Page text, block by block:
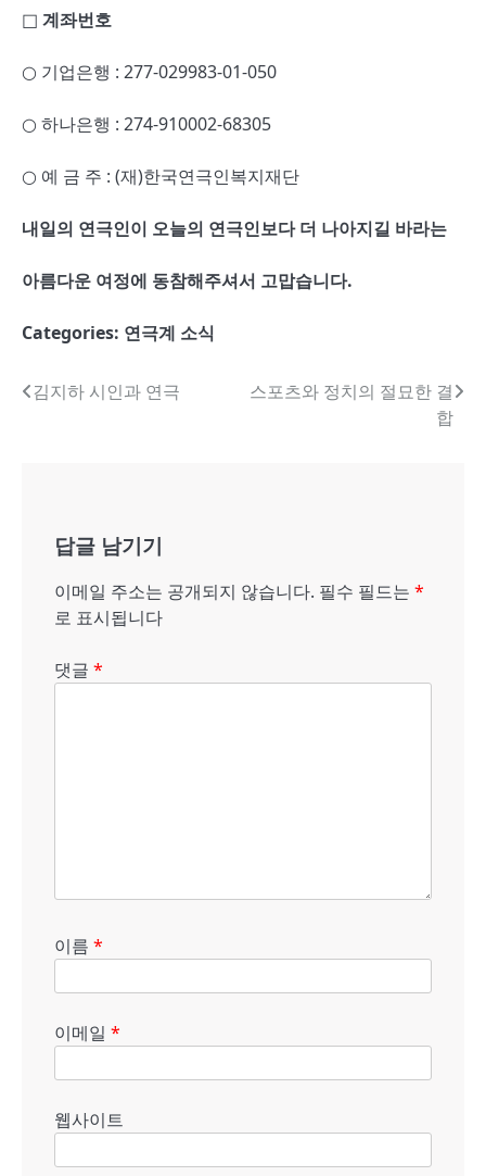
□ 계좌번호
○ 기업은행 : 277-029983-01-050
○ 하나은행 : 274-910002-68305
○ 예 금 주 : (재)한국연극인복지재단
내일의 연극인이 오늘의 연극인보다 더 나아지길 바라는
아름다운 여정에 동참해주셔서 고맙습니다.
Categories: 연극계 소식
글김지하 시인과 연극
스포츠와 정치의 절묘한 결
합
답글 남기기
이메일 주소는 공개되지 않습니다. 필수 필드는 *
로 표시됩니다
댓글 *
이름 *
이메일 *
웹사이트